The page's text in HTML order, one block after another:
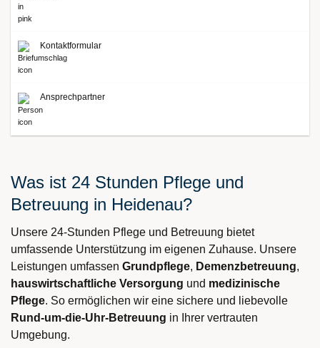
Kontaktformular
Ansprechpartner
Was ist 24 Stunden Pflege und
Betreuung in Heidenau?
Unsere 24-Stunden Pflege und Betreuung bietet
umfassende Unterstützung im eigenen Zuhause. Unsere
Leistungen umfassen Grundpflege, Demenzbetreuung,
hauswirtschaftliche Versorgung und medizinische
Pflege. So ermöglichen wir eine sichere und liebevolle
Rund-um-die-Uhr-Betreuung in Ihrer vertrauten
Umgebung.